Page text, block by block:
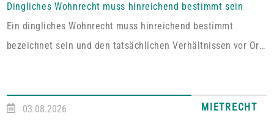
Dingliches Wohnrecht muss hinreichend bestimmt sein
Ein dingliches Wohnrecht muss hinreichend bestimmt
bezeichnet sein und den tatsächlichen Verhältnissen vor Ort
Oberlandesgericht Zweibrücken entschiedenen Fall umfasste
03.08.2026 MIETRECHT